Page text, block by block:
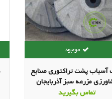
پشت تراکتوری صنایع
مزرعه سبز آذربایجان
(میانه )
تماس بگیرید